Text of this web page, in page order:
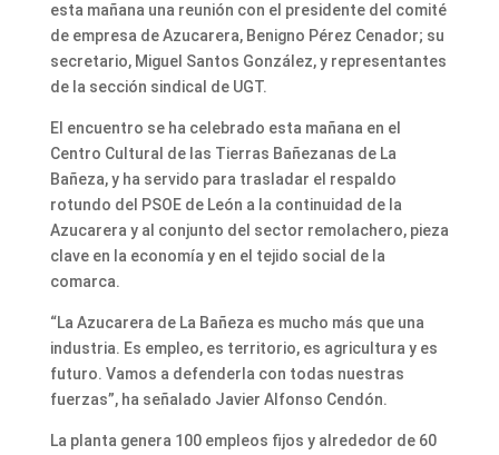
esta mañana una reunión con el presidente del comité
de empresa de Azucarera, Benigno Pérez Cenador; su
secretario, Miguel Santos González, y representantes
de la sección sindical de UGT.
El encuentro se ha celebrado esta mañana en el
Centro Cultural de las Tierras Bañezanas de La
Bañeza, y ha servido para trasladar el respaldo
rotundo del PSOE de León a la continuidad de la
Azucarera y al conjunto del sector remolachero, pieza
clave en la economía y en el tejido social de la
comarca.
“La Azucarera de La Bañeza es mucho más que una
industria. Es empleo, es territorio, es agricultura y es
futuro. Vamos a defenderla con todas nuestras
fuerzas”, ha señalado Javier Alfonso Cendón.
La planta genera 100 empleos fijos y alrededor de 60